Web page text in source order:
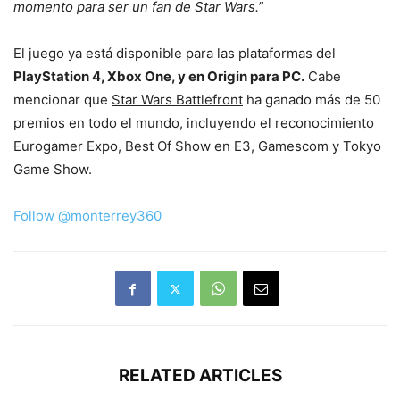
momento para ser un fan de Star Wars.”
El juego ya está disponible para las plataformas del
PlayStation 4, Xbox One, y en Origin para PC. Cabe
mencionar que Star Wars Battlefront ha ganado más de 50
premios en todo el mundo, incluyendo el reconocimiento
Eurogamer Expo, Best Of Show en E3, Gamescom y Tokyo
Game Show.
Follow @monterrey360
RELATED ARTICLES